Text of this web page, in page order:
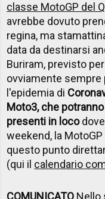
classe MotoGP del
avrebbe dovuto
regina, ma
data da destinarsi
Buriram, previsto
ovviamente sempre
l'epidemia di
Moto3, che
presenti in loco
weekend, la
questo punto
(qui il calendario